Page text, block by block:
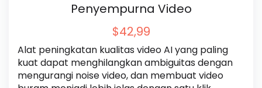
Penyempurna Video
$42,99
Alat peningkatan kualitas video AI yang paling
kuat dapat menghilangkan ambiguitas dengan
mengurangi noise video, dan membuat video